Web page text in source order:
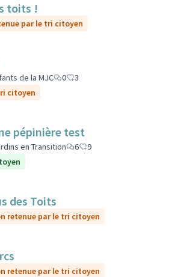
toits !
par le tri citoyen
de la MJC 0
3
citoyen
pépinière test
en Transition 6
9
des Toits
retenue par le tri citoyen
retenue par le tri citoyen